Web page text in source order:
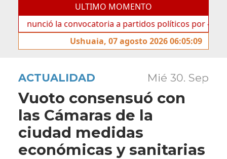
ULTIMO MOMENTO
la convocatoria a partidos políticos por «ficha limpia»
Ushuaia, 07 agosto 2026 06:05:09
ACTUALIDAD Mié 30. Sep
Vuoto consensuó con
las Cámaras de la
ciudad medidas
económicas y sanitarias